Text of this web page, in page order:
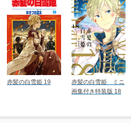
赤髪の白雪姫 19
赤髪の白雪姫 ミニ
画集付き特装版 18